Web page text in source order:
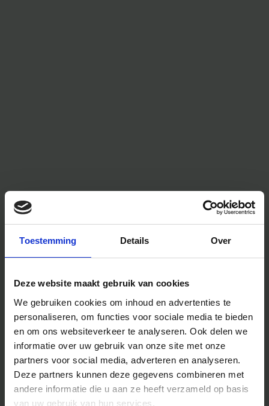
Toestemming Details Over
Deze website maakt gebruik van cookies
We gebruiken cookies om inhoud en advertenties te
personaliseren, om functies voor sociale media te bieden
en om ons websiteverkeer te analyseren. Ook delen we
informatie over uw gebruik van onze site met onze
partners voor social media, adverteren en analyseren.
Deze partners kunnen deze gegevens combineren met
andere informatie die u aan ze heeft verzameld op basis
van uw gebruik van hun services.